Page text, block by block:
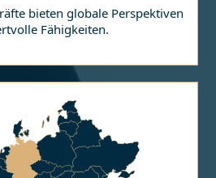
bieten globale Perspektiven
Fähigkeiten.